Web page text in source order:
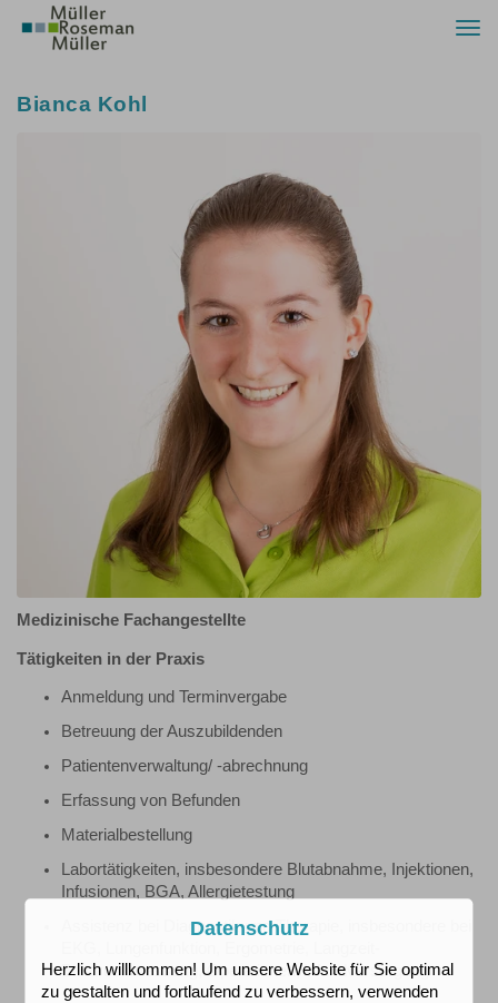
Bianca Kohl
Medizinische Fachangestellte
Tätigkeiten in der Praxis
Anmeldung und Terminvergabe
Betreuung der Auszubildenden
Patientenverwaltung/ -abrechnung
Erfassung von Befunden
Materialbestellung
Labortätigkeiten, insbesondere Blutabnahme, Injektionen,
Infusionen, BGA, Allergietestung
Assistenz bei Diagnostik und Therapie, insbesondere bei
Blutdruckmessung, Operationen, Wundversorgung
Datenschutz
Herzlich willkommen! Um unsere Website für Sie optimal
zu gestalten und fortlaufend zu verbessern, verwenden